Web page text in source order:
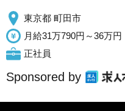
東京都 町田市
月給31万790円～36万円
正社員
Sponsored by